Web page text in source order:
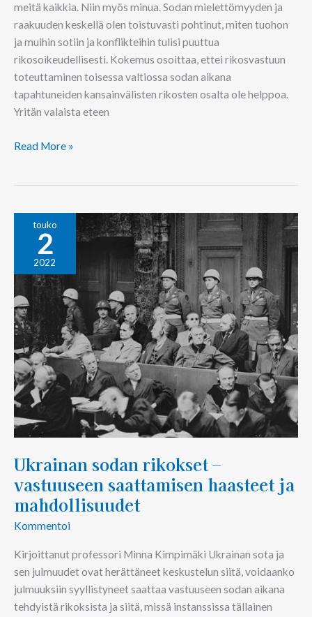
meitä kaikkia. Niin myös minua. Sodan mielettömyyden ja
raakuuden keskellä olen toistuvasti pohtinut, miten tuohon
ja muihin sotiin ja konflikteihin tulisi puuttua
rikosoikeudellisesti. Kokemus osoittaa, ettei rikosvastuun
toteuttaminen toisessa valtiossa sodan aikana
tapahtuneiden kansainvälisten rikosten osalta ole helppoa.
Yritän valaista eteen
Read More »
touko
2
2022
Ukrainan sodan rikokset –
vastuuseen saattamisen haasteet ja
mahdollisuudet
Kommentoi
Kirjoittanut professori Minna Kimpimäki Ukrainan sota ja
sen julmuudet ovat herättäneet keskustelun siitä, voidaanko
julmuuksiin syyllistyneet saattaa vastuuseen sodan aikana
tehdyistä rikoksista ja siitä, missä instanssissa tällainen
Ukrainan
sodan
rikokset
–
vastuuseen
saattamisen
haasteet
mahdollisuudet